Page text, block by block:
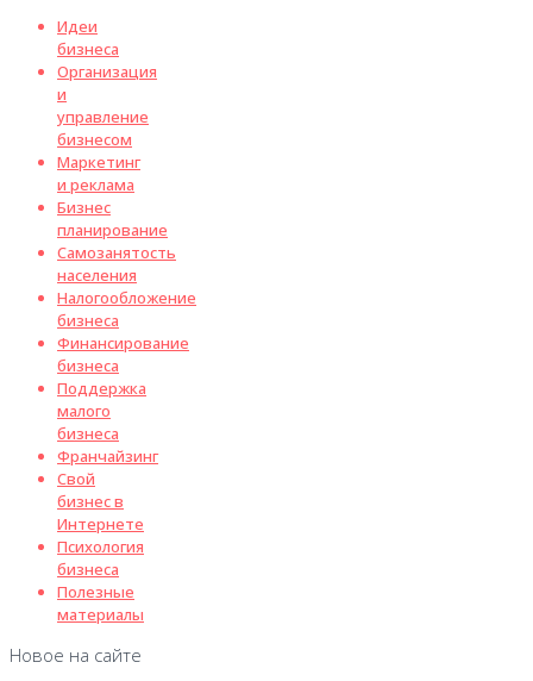
Идеи
бизнеса
Организация
и
управление
бизнесом
Маркетинг
и реклама
Бизнес
планирование
Самозанятость
населения
Налогообложение
бизнеса
Финансирование
бизнеса
Поддержка
малого
бизнеса
Франчайзинг
Свой
бизнес в
Интернете
Психология
бизнеса
Полезные
материалы
Новое на сайте